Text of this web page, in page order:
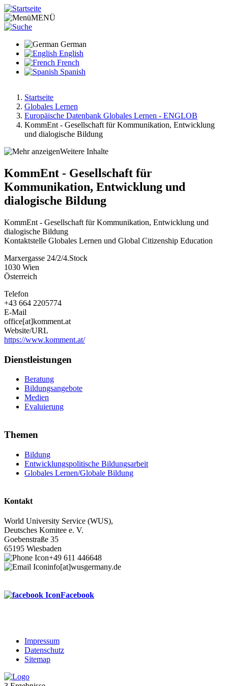
Direkt
zum
Inhalt
MENÜ
German
English
French
Spanish
Pfadnavigation
Startseite
Globales Lernen
Europäische Datenbank Globales Lernen - ENGLOB
KommEnt - Gesellschaft für Kommunikation, Entwicklung
und dialogische Bildung
Weitere Inhalte
KommEnt - Gesellschaft für
Kommunikation, Entwicklung und
dialogische Bildung
KommEnt - Gesellschaft für Kommunikation, Entwicklung und
dialogische Bildung
Kontaktstelle Globales Lernen und Global Citizenship Education
Marxergasse 24/2/4.Stock
1030 Wien
Österreich
Telefon
+43 664 2205774
E-Mail
office[at]komment.at
Website/URL
https://www.komment.at/
Dienstleistungen
Beratung
Bildungsangebote
Medien
Evaluierung
Themen
Bildung
Entwicklungspolitische Bildungsarbeit
Globales Lernen/Globale Bildung
Kontakt
World University Service (WUS),
Deutsches Komitee e. V.
Goebenstraße 35
65195 Wiesbaden
+49 611 446648
info[at]wusgermany.de
Facebook
Footer
menu
Impressum
Datenschutz
Sitemap